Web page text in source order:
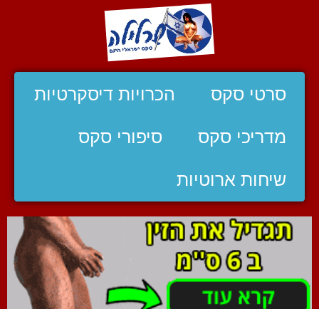
סרטי סקס הכרויות דיסקרטיות
מדריכי סקס סיפורי סקס
שיחות ארוטיות